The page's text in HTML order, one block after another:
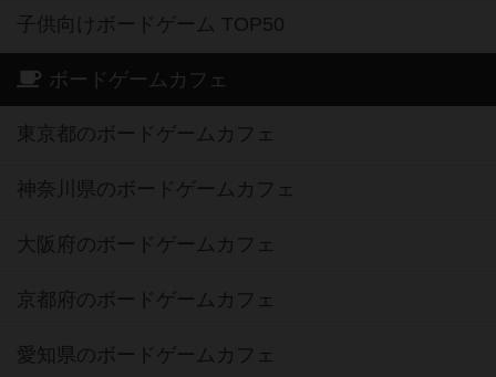
子供向けボードゲーム TOP50
ボードゲームカフェ
東京都のボードゲームカフェ
神奈川県のボードゲームカフェ
大阪府のボードゲームカフェ
京都府のボードゲームカフェ
愛知県のボードゲームカフェ